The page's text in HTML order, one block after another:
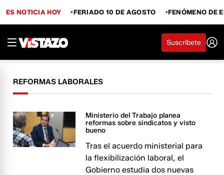
ES NOTICIA HOY FERIADO 10 DE AGOSTO FENÓMENO DE
Suscríbete
REFORMAS LABORALES
Ministerio del Trabajo planea
reformas sobre sindicatos y visto
bueno
Tras el acuerdo ministerial para
la flexibilización laboral, el
Gobierno estudia dos nuevas